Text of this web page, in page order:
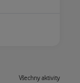
Všechny aktivity